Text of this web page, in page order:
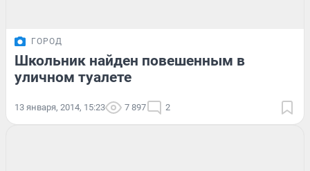
ГОРОД
Школьник найден повешенным в
уличном туалете
13 января, 2014, 15:23 7 897 2